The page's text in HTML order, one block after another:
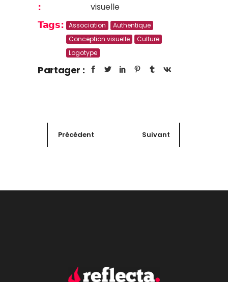
:
visuelle
Tags: Association
Authentique
Conception visuelle
Culture
Logotype
Partager :
Précédent Suivant